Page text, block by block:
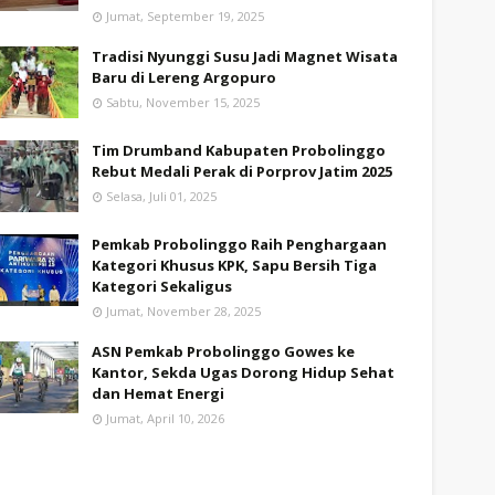
Jumat, September 19, 2025
Tradisi Nyunggi Susu Jadi Magnet Wisata
Baru di Lereng Argopuro
Sabtu, November 15, 2025
Tim Drumband Kabupaten Probolinggo
Rebut Medali Perak di Porprov Jatim 2025
Selasa, Juli 01, 2025
Pemkab Probolinggo Raih Penghargaan
Kategori Khusus KPK, Sapu Bersih Tiga
Kategori Sekaligus
Jumat, November 28, 2025
ASN Pemkab Probolinggo Gowes ke
Kantor, Sekda Ugas Dorong Hidup Sehat
dan Hemat Energi
Jumat, April 10, 2026